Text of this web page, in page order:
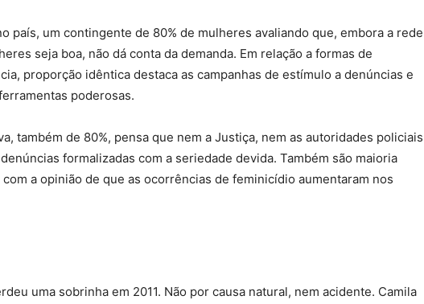
país, um contingente de 80% de mulheres avaliando que, embora a rede
seja boa, não dá conta da demanda. Em relação a formas de
proporção idêntica destaca as campanhas de estímulo a denúncias e
poderosas.
também de 80%, pensa que nem a Justiça, nem as autoridades policiais
formalizadas com a seriedade devida. Também são maioria
a opinião de que as ocorrências de feminicídio aumentaram nos
uma sobrinha em 2011. Não por causa natural, nem acidente. Camila